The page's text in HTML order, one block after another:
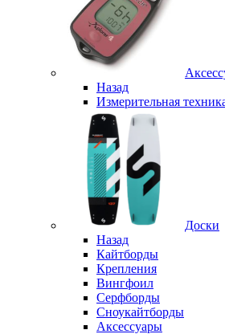
Назад
Измерительная
Доски
Назад
Кайтборды
Крепления
Вингфоил
Серфборды
Сноукайтборды
Аксессуары